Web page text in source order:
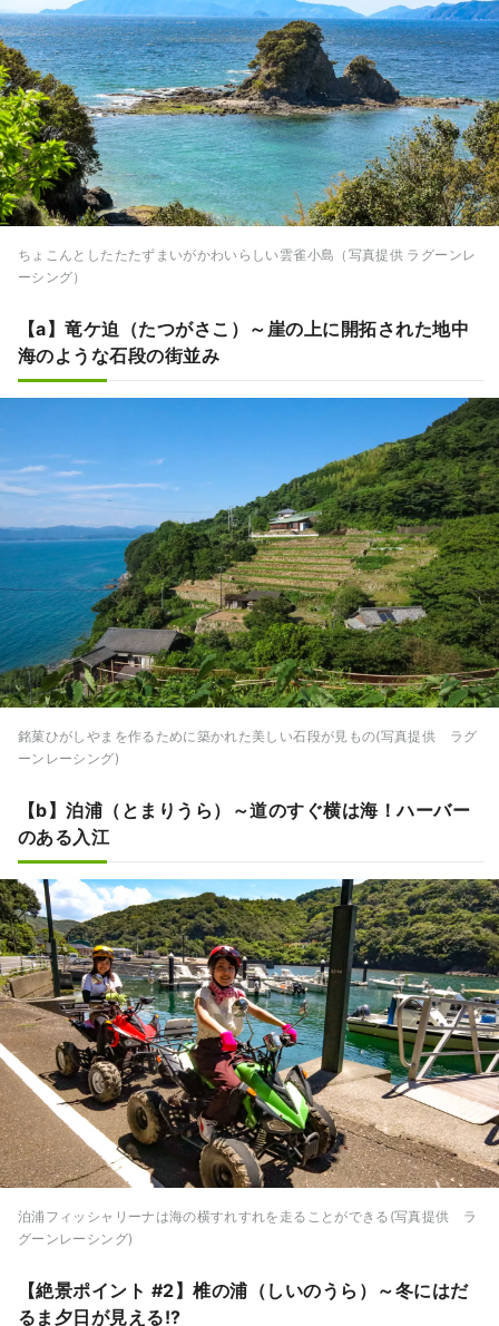
ちょこんとしたたたずまいがかわいらしい雲雀小島（写真提供 ラグーンレ
ーシング）
【a】竜ケ迫（たつがさこ）～崖の上に開拓された地中
海のような石段の街並み
銘菓ひがしやまを作るために築かれた美しい石段が見もの(写真提供 ラグ
ーンレーシング)
【b】泊浦（とまりうら）～道のすぐ横は海！ハーバー
のある入江
泊浦フィッシャリーナは海の横すれすれを走ることができる(写真提供 ラ
グーンレーシング)
【絶景ポイント #2】椎の浦（しいのうら）～冬にはだ
るま夕日が見える!?